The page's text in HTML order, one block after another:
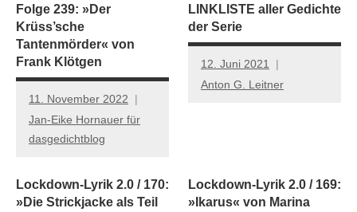
Folge 239: »Der
Krüss’sche
Tantenmörder« von
Frank Klötgen
11. November 2022
Jan-Eike Hornauer für
dasgedichtblog
LINKLISTE aller Gedichte
der Serie
12. Juni 2021
Anton G. Leitner
Lockdown-Lyrik 2.0 / 170:
»Die Strickjacke als Teil
Lockdown-Lyrik 2.0 / 169:
»Ikarus« von Marina